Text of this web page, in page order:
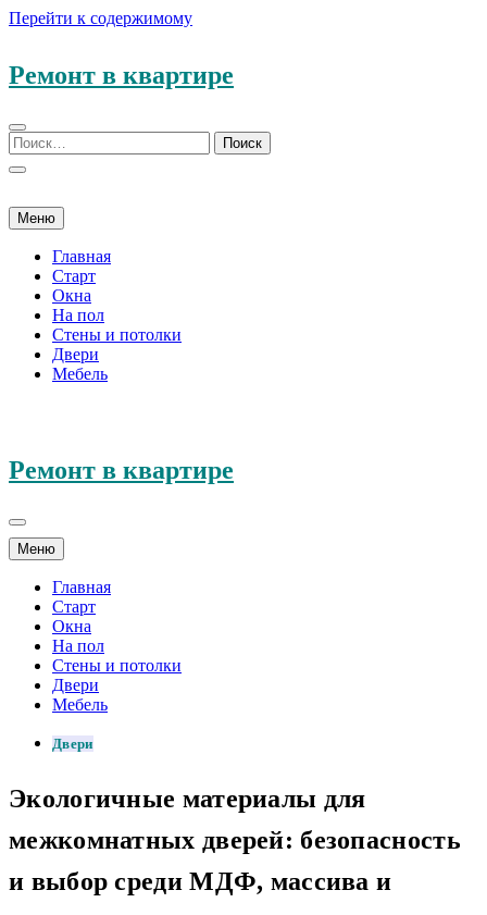
Перейти к содержимому
Ремонт в квартире
Меню
Главная
Старт
Окна
На пол
Стены и потолки
Двери
Мебель
Ремонт в квартире
Меню
Главная
Старт
Окна
На пол
Стены и потолки
Двери
Мебель
Двери
Экологичные материалы для
межкомнатных дверей: безопасность
и выбор среди МДФ, массива и